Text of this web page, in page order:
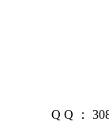
Q Q ：